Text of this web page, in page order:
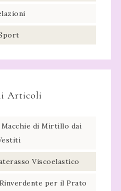
Articoli
di Mirtillo dai
Viscoelastico
per il Prato